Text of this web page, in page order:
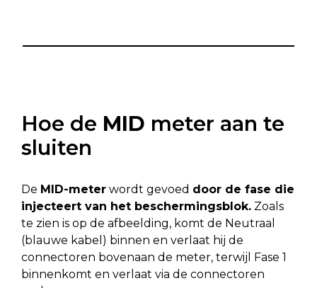
Hoe de MID meter aan te
sluiten
De MID-meter wordt gevoed door de fase die
injecteert van het beschermingsblok. Zoals
te zien is op de afbeelding, komt de Neutraal
(blauwe kabel) binnen en verlaat hij de
connectoren bovenaan de meter, terwijl Fase 1
binnenkomt en verlaat via de connectoren